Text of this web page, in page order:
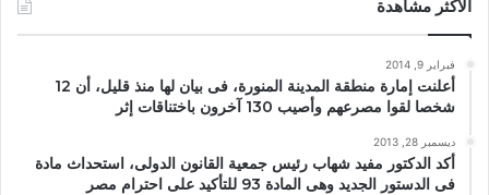
الأكثر مشاهدة
فبراير 9, 2014
أعلنت إمارة منطقة المدينة المنورة، فى بيان لها منذ قليل، أن 12
شخصا لقوا مصرعهم وأصيب 130 آخرون باختناقات إثر
ديسمبر 28, 2013
أكد الدكتور مفيد شهاب رئيس جمعية القانون الدولى، استحداث مادة
فى الدستور الجديد وهى المادة 93 للتأكيد على احترام مصر